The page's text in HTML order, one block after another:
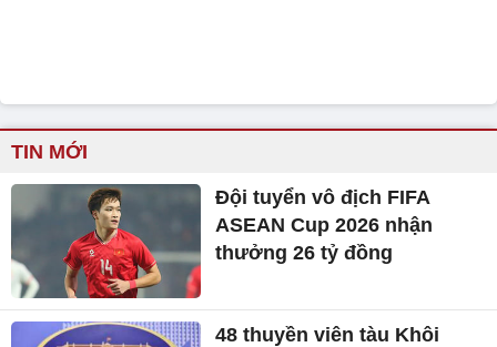
TIN MỚI
Đội tuyển vô địch FIFA
ASEAN Cup 2026 nhận
thưởng 26 tỷ đồng
48 thuyền viên tàu Khôi